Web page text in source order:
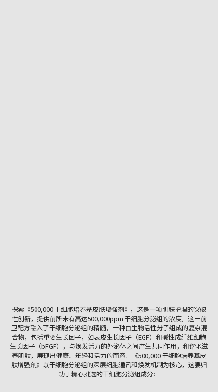
探索《500,000 干细胞培养基皮肤增强剂》，这是一项肌肤护理的突破
性创新，提供前所未有高达500,000ppm 干细胞分泌组的浓度。这一前
卫配方融入了干细胞分泌组的精髓，一种由生物活性分子组成的复杂混
合物，包括重要生长因子，如表皮生长因子（EGF）和碱性成纤维细胞
生长因子（bFGF），与焕发活力的外泌体之间产生共同作用，和谐地滋
养肌肤，展现出健康、年轻和活力的面容。《500,000 干细胞培养基皮
肤增强剂》以干细胞分泌组的深层细胞通讯和焕发机制为核心，这要归
功于精心挑选的干细胞分泌组成分：